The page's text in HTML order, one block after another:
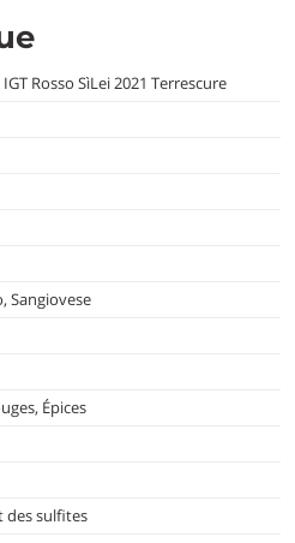
Rosso SìLei 2021 Terrescure
Sangiovese
Épices
des sulfites